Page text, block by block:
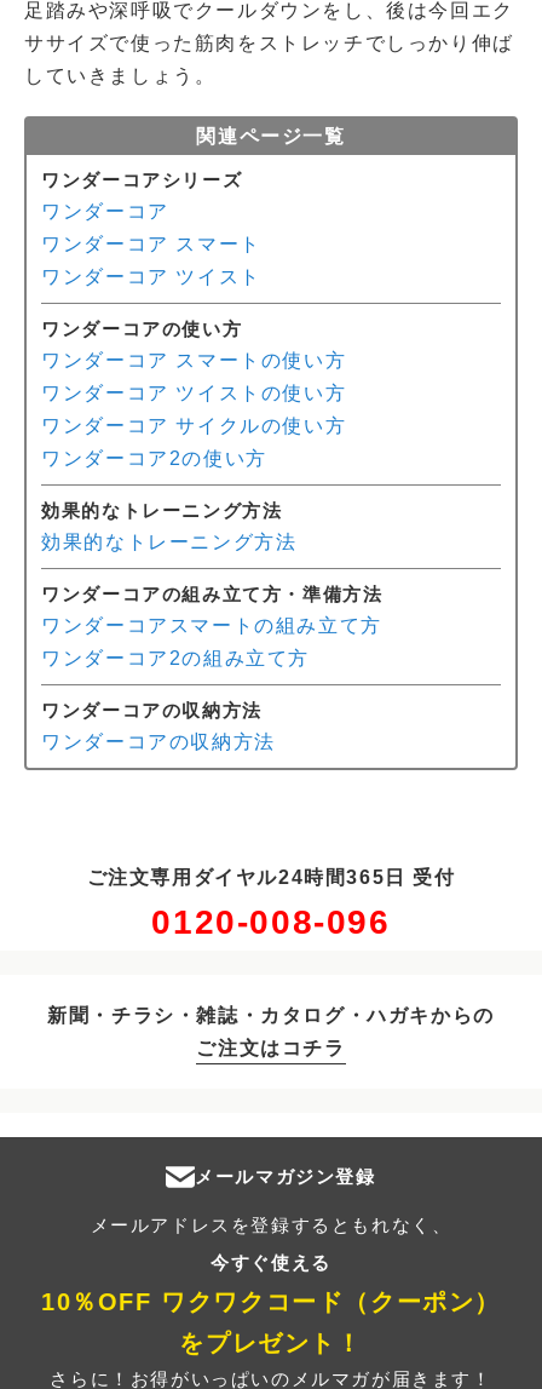
足踏みや深呼吸でクールダウンをし、後は今回エク
ササイズで使った筋肉をストレッチでしっかり伸ば
していきましょう。
関連ページ一覧
ワンダーコアシリーズ
ワンダーコア
ワンダーコア スマート
ワンダーコア ツイスト
ワンダーコアの使い方
ワンダーコア スマートの使い方
ワンダーコア ツイストの使い方
ワンダーコア サイクルの使い方
ワンダーコア2の使い方
効果的なトレーニング方法
効果的なトレーニング方法
ワンダーコアの組み立て方・準備方法
ワンダーコアスマートの組み立て方
ワンダーコア2の組み立て方
ワンダーコアの収納方法
ワンダーコアの収納方法
ご注文専用ダイヤル24時間365日 受付
0120-008-096
新聞・チラシ・雑誌・カタログ・ハガキからの
ご注文はコチラ
メールマガジン登録
メールアドレスを登録するともれなく、
今すぐ使える
10％OFF ワクワクコード（クーポン）
をプレゼント！
さらに！お得がいっぱいのメルマガが届きます！